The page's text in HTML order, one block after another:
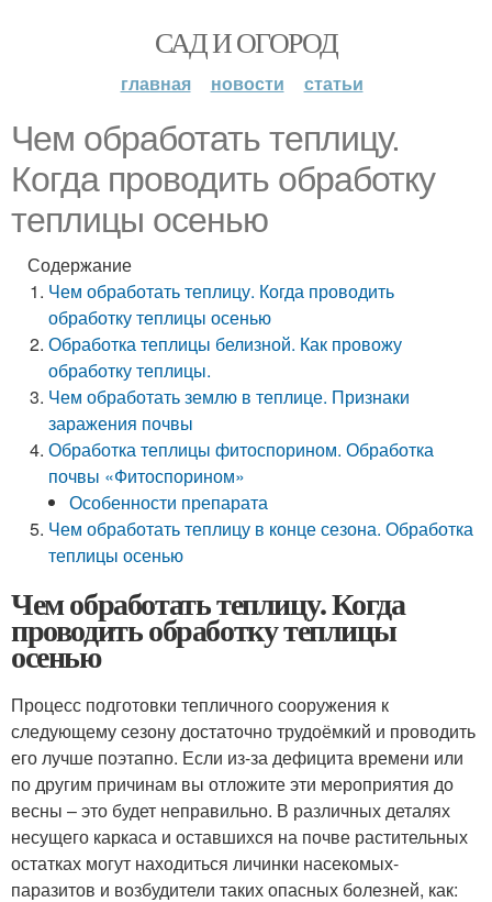
САД И ОГОРОД
главная новости статьи
Чем обработать теплицу.
Когда проводить обработку
теплицы осенью
Содержание
Чем обработать теплицу. Когда проводить
обработку теплицы осенью
Обработка теплицы белизной. Как провожу
обработку теплицы.
Чем обработать землю в теплице. Признаки
заражения почвы
Обработка теплицы фитоспорином. Обработка
почвы «Фитоспорином»
Особенности препарата
Чем обработать теплицу в конце сезона. Обработка
теплицы осенью
Чем обработать теплицу. Когда
проводить обработку теплицы
осенью
Процесс подготовки тепличного сооружения к
следующему сезону достаточно трудоёмкий и проводить
его лучше поэтапно. Если из-за дефицита времени или
по другим причинам вы отложите эти мероприятия до
весны – это будет неправильно. В различных деталях
несущего каркаса и оставшихся на почве растительных
остатках могут находиться личинки насекомых-
паразитов и возбудители таких опасных болезней, как: